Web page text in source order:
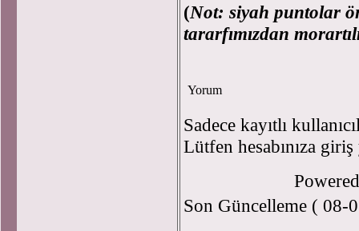
(Not: siyah puntolar
tararfımızdan
Yorum
Sadece kayıtlı
Lütfen hesabınıza
Son Güncelleme ( 08-